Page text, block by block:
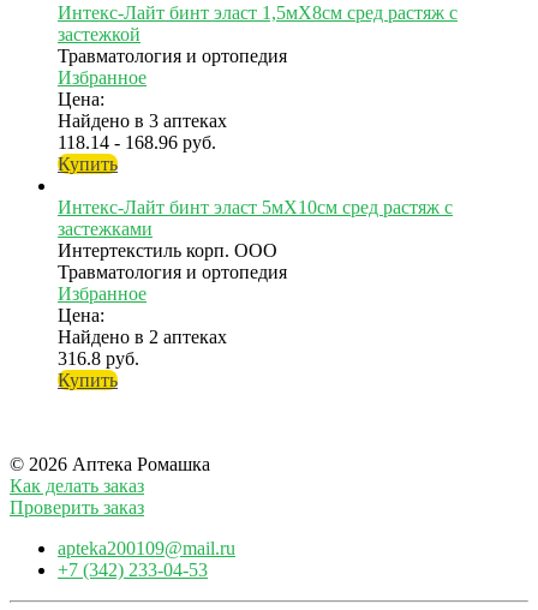
Интекс-Лайт бинт эласт 1,5мX8см сред растяж с
застежкой
Травматология и ортопедия
Избранное
Цена:
Найдено в 3 аптеках
118.14 - 168.96 руб.
Купить
Интекс-Лайт бинт эласт 5мX10см сред растяж с
застежками
Интертекстиль корп. ООО
Травматология и ортопедия
Избранное
Цена:
Найдено в 2 аптеках
316.8 руб.
Купить
© 2026 Аптека Ромашка
Как делать заказ
Проверить заказ
apteka200109@mail.ru
+7 (342) 233-04-53